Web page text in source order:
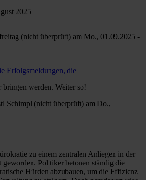
2025
(nicht überprüft) am Mo., 01.09.2025 -
Erfolgsmeldungen, die
bringen werden. Weiter so!
Schimpl (nicht überprüft) am Do.,
zu einem zentralen Anliegen in der
geworden. Politiker betonen ständig die
Hürden abzubauen, um die Effizienz